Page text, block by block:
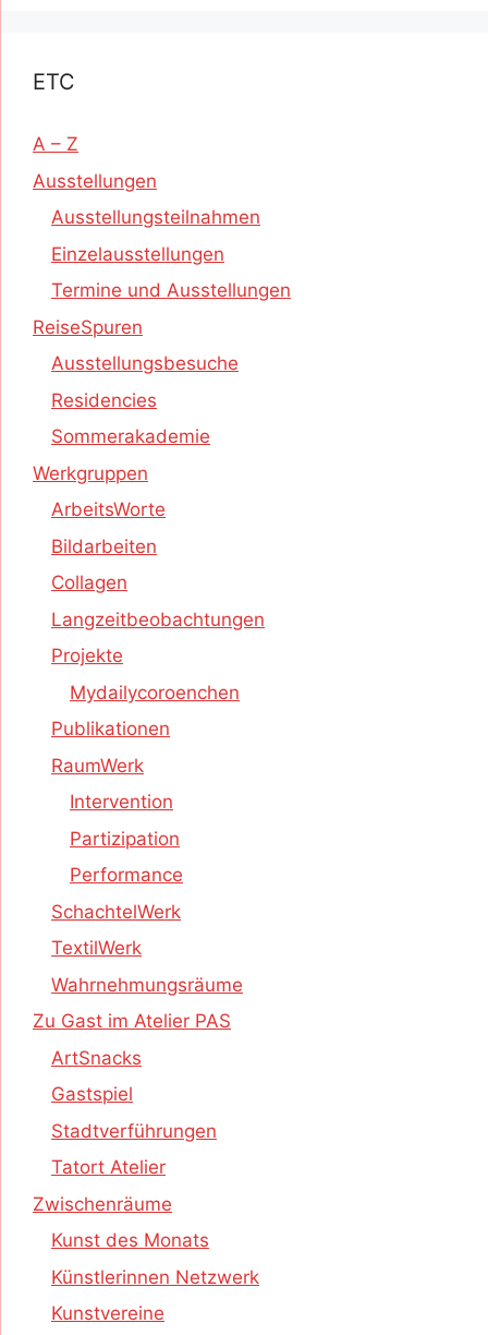
ETC
A – Z
Ausstellungen
Ausstellungsteilnahmen
Einzelausstellungen
Termine und Ausstellungen
ReiseSpuren
Ausstellungsbesuche
Residencies
Sommerakademie
Werkgruppen
ArbeitsWorte
Bildarbeiten
Collagen
Langzeitbeobachtungen
Projekte
Mydailycoroenchen
Publikationen
RaumWerk
Intervention
Partizipation
Performance
SchachtelWerk
TextilWerk
Wahrnehmungsräume
Zu Gast im Atelier PAS
ArtSnacks
Gastspiel
Stadtverführungen
Tatort Atelier
Zwischenräume
Kunst des Monats
Künstlerinnen Netzwerk
Kunstvereine